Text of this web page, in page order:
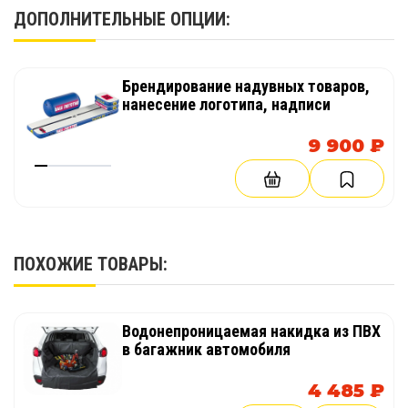
ДОПОЛНИТЕЛЬНЫЕ ОПЦИИ:
Брендирование надувных товаров,
нанесение логотипа, надписи
9 900 ₽
ПОХОЖИЕ ТОВАРЫ:
Водонепроницаемая накидка из ПВХ
в багажник автомобиля
4 485 ₽